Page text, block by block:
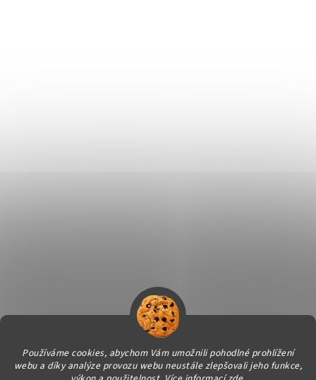
Používáme cookies, abychom Vám umožnili pohodlné prohlížení
webu a díky analýze provozu webu neustále zlepšovali jeho funkce,
Vytvořil Shoptet